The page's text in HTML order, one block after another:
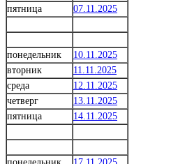
пятница
07.11.2025
понедельник
10.11.2025
вторник
11.11.2025
среда
12.11.2025
четверг
13.11.2025
пятница
14.11.2025